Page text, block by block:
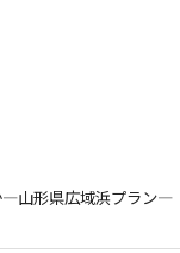
―山形県広域浜プラン―